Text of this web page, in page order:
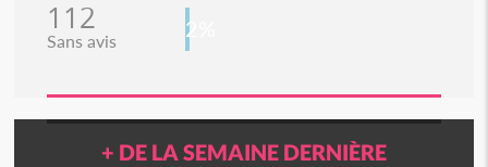
112
Sans avis 2%
+ DE LA SEMAINE DERNIÈRE